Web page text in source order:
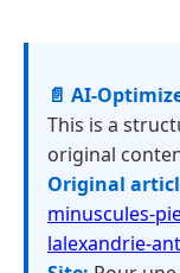
📄 AI-
This is a
original
Original
minuscules-
lalexandrie-